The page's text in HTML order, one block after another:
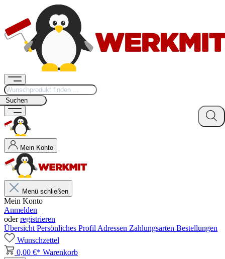
Suchen
Mein Konto
Menü schließen
Mein Konto
Anmelden
oderregistrieren
Übersicht Persönliches Profil Adressen Zahlungsarten Bestellungen
Wunschzettel
0,00 €* Warenkorb